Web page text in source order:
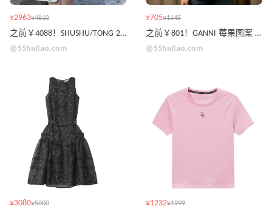
¥2963¥4810
之前￥4088！SHUSHU/TONG 2026春夏蝴蝶结蕾丝吊带连衣裙 断码捡漏
@55haitao.com
¥705¥1145
之前￥801！GANNI 莓果图案 T 恤
@55haitao.com
¥3080¥5000 ¥1232¥1999